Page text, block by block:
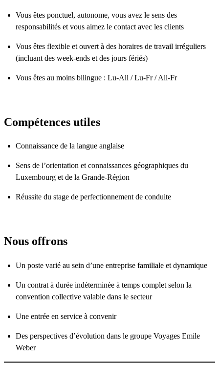
Vous êtes ponctuel, autonome, vous avez le sens des
responsabilités et vous aimez le contact avec les clients
Vous êtes flexible et ouvert à des horaires de travail irréguliers
(incluant des week-ends et des jours fériés)
Vous êtes au moins bilingue : Lu-All / Lu-Fr / All-Fr
Compétences utiles
Connaissance de la langue anglaise
Sens de l’orientation et connaissances géographiques du
Luxembourg et de la Grande-Région
Réussite du stage de perfectionnement de conduite
Nous offrons
Un poste varié au sein d’une entreprise familiale et dynamique
Un contrat à durée indéterminée à temps complet selon la
convention collective valable dans le secteur
Une entrée en service à convenir
Des perspectives d’évolution dans le groupe Voyages Emile
Weber